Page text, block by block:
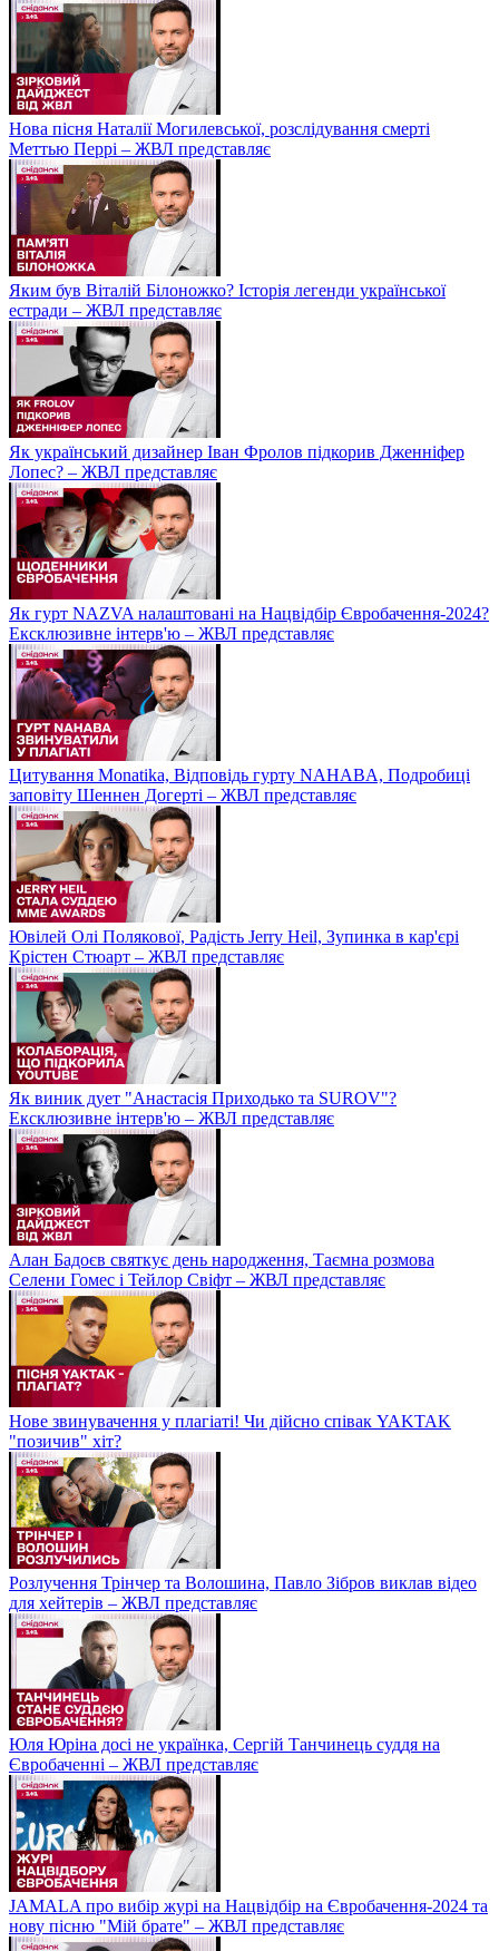
Нова пісня Наталії Могилевської, розслідування смерті
Меттью Перрі – ЖВЛ представляє
Яким був Віталій Білоножко? Історія легенди української
естради – ЖВЛ представляє
Як український дизайнер Іван Фролов підкорив Дженніфер
Лопес? – ЖВЛ представляє
Як гурт NAZVA налаштовані на Нацвідбір Євробачення-2024?
Ексклюзивне інтерв'ю – ЖВЛ представляє
Цитування Monatikа, Відповідь гурту NAHABA, Подробиці
заповіту Шеннен Догерті – ЖВЛ представляє
Ювілей Олі Полякової, Радість Jerry Heil, Зупинка в кар'єрі
Крістен Стюарт – ЖВЛ представляє
Як виник дует "Анастасія Приходько та SUROV"?
Ексклюзивне інтерв'ю – ЖВЛ представляє
Алан Бадоєв святкує день народження, Таємна розмова
Селени Гомес і Тейлор Свіфт – ЖВЛ представляє
Нове звинувачення у плагіаті! Чи дійсно співак YAKTAK
"позичив" хіт?
Розлучення Трінчер та Волошина, Павло Зібров виклав відео
для хейтерів – ЖВЛ представляє
Юля Юріна досі не українка, Сергій Танчинець суддя на
Євробаченні – ЖВЛ представляє
JAMALA про вибір журі на Нацвідбір на Євробачення-2024 та
нову пісню "Мій брате" – ЖВЛ представляє